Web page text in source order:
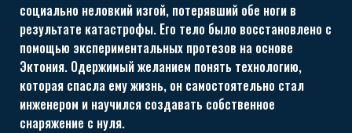
социально неловкий изгой, потерявший обе ноги в
результате катастрофы. Его тело было восстановлено с
помощью экспериментальных протезов на основе
Эктония. Одержимый желанием понять технологию,
которая спасла ему жизнь, он самостоятельно стал
инженером и научился создавать собственное
снаряжение с нуля.